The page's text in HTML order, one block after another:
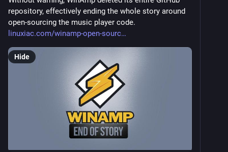
repository, effectively ending the whole story around
open-sourcing the music player code.
linuxiac.com/winamp-open-sourc
Hide